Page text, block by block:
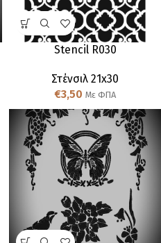
Stencil R030
Στένσιλ 21x30
€3,50 Με ΦΠΑ